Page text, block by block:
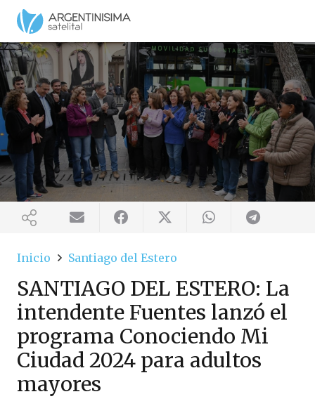
Inicio Santiago del Estero
SANTIAGO DEL ESTERO: La
intendente Fuentes lanzó el
programa Conociendo Mi
Ciudad 2024 para adultos
mayores